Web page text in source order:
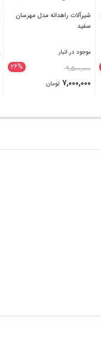
شیرآلات راهدانه مدل مهرسان
سفید
موجود در انبار
26% ۹,۵۰۰,۰۰۰
۷,۰۰۰,۰۰۰ تومان